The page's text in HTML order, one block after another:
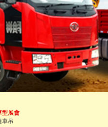
型展會
車吊